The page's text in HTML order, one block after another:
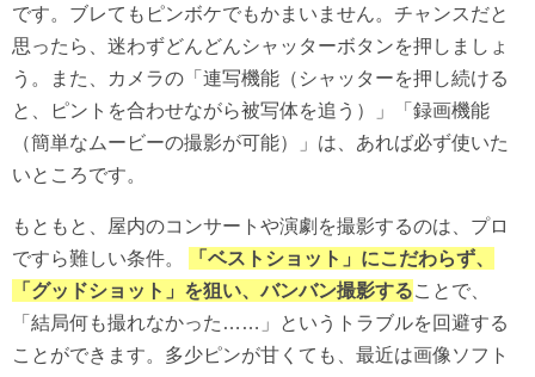
です。ブレてもピンボケでもかまいません。チャンスだと
思ったら、迷わずどんどんシャッターボタンを押しましょ
う。また、カメラの「連写機能（シャッターを押し続ける
と、ピントを合わせながら被写体を追う）」「録画機能
（簡単なムービーの撮影が可能）」は、あれば必ず使いた
いところです。
もともと、屋内のコンサートや演劇を撮影するのは、プロ
ですら難しい条件。
「ベストショット」にこだわらず、
「グッドショット」を狙い、バンバン撮影することで、
「結局何も撮れなかった……」というトラブルを回避する
ことができます。多少ピンが甘くても、最近は画像ソフト